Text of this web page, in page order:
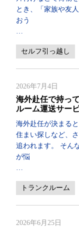
とき、「家族や友
おう
セルフ引っ越し
2026年7月4日
海外赴任で持っ
ルーム運送サー
海外赴任が決まる
住まい探しなど、
追われます。 そん
が悩
トランクルーム
2026年6月25日